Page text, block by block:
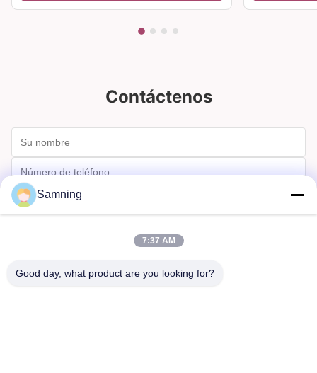
Contáctenos
Samning
7:37 AM
Good day, what product are you looking for?